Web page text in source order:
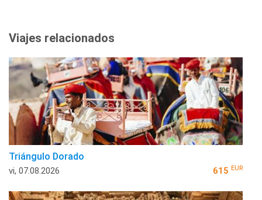
Viajes relacionados
Triángulo Dorado
vi, 07.08.2026 615 EUR